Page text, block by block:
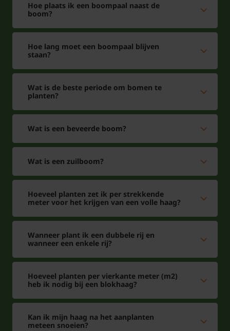
Hoe plaats ik een boompaal naast de
boom?
Hoe lang moet een boompaal blijven
staan?
Wat is de beste periode om bomen te
planten?
Wat is een beveerde boom?
Wat is een zuilboom?
Hoeveel planten zet ik per strekkende
meter voor het krijgen van een volle haag?
Wanneer plant ik een dubbele rij en
wanneer een enkele rij?
Hoeveel planten per vierkante meter (m2)
heb ik nodig bij een blokhaag?
Kan ik mijn haag na het aanplanten
meteen snoeien?